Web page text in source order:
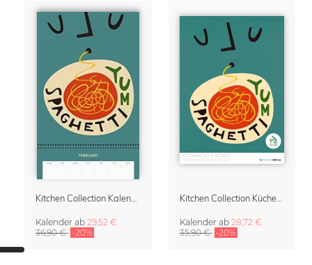
Kitchen Collection Kalender & Terminplaner für die Küche 2027
Kalender ab29,52 €
36,90 € -20%
Kitchen Collection Küchenkalender 2027 – von Fox and Velvet
Kalenderab 28,72 €
35,90 € -20%